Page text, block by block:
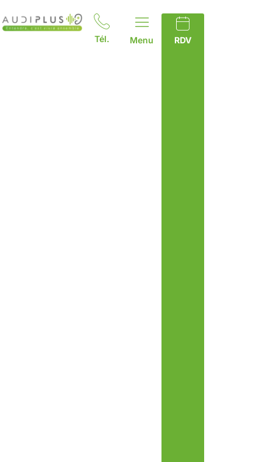
Tél. Menu RDV